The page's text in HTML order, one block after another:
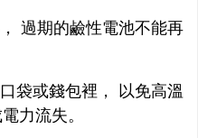
過期的鹼性電池不能再
袋或錢包裡， 以免高溫
力流失。